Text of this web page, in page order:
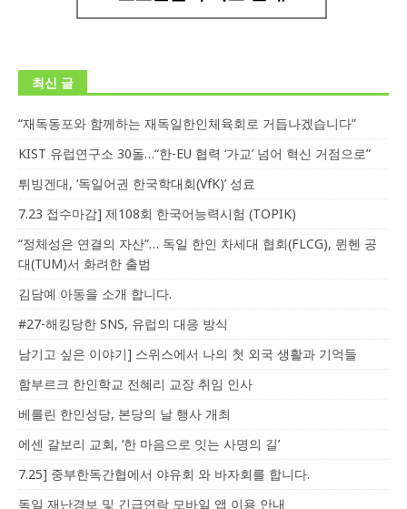
최신 글
“재독동포와 함께하는 재독일한인체육회로 거듭나겠습니다”
KIST 유럽연구소 30돌…“한-EU 협력 ‘가교’ 넘어 혁신 거점으로”
튀빙겐대, ‘독일어권 한국학대회(VfK)’ 성료
7.23 접수마감] 제108회 한국어능력시험 (TOPIK)
“정체성은 연결의 자산”… 독일 한인 차세대 협회(FLCG), 뮌헨 공
대(TUM)서 화려한 출범
김담예 아동을 소개 합니다.
#27-해킹당한 SNS, 유럽의 대응 방식
남기고 싶은 이야기] 스위스에서 나의 첫 외국 생활과 기억들
함부르크 한인학교 전혜리 교장 취임 인사
베를린 한인성당, 본당의 날 행사 개최
에센 갈보리 교회, ‘한 마음으로 잇는 사명의 길’
7.25] 중부한독간협에서 야유회 와 바자회를 합니다.
독일 재난경보 및 긴급연락 모바일 앱 이용 안내